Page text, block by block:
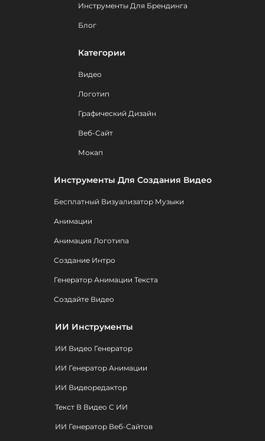
Инструменты Для Брендинга
Блог
Категории
Видео
Логотип
Графический Дизайн
Веб-Сайт
Мокап
Инструменты Для Создания Видео
Бесплатный Визуализатор Музыки
Анимации
Анимация Логотипа
Создание Интро
Генератор Анимации Текста
Создайте Видео
ИИ Инструменты
ИИ Видео Генератор
ИИ Генератор Анимации
ИИ Видеоредактор
Текст В Видео С ИИ
ИИ Генератор Веб-Сайтов